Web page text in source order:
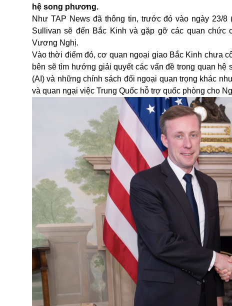
hệ song phương.
Như TAP News đã thông tin, trước đó vào ngày 23/8
Sullivan sẽ đến Bắc Kinh và gặp gỡ các quan chức
Vương Nghị.
Vào thời điểm đó, cơ quan ngoại giao Bắc Kinh chưa
bên sẽ tìm hướng giải quyết các vấn đề trong quan
(AI) và những chính sách đối ngoại quan trọng khác
và quan ngại việc Trung Quốc hỗ trợ quốc phòng cho